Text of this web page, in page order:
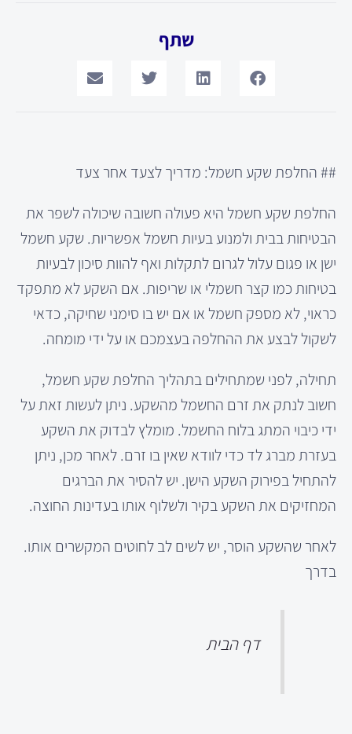
שתף
## החלפת שקע חשמל: מדריך לצעד אחר צעד
החלפת שקע חשמל היא פעולה חשובה שיכולה לשפר את
הבטיחות בבית ולמנוע בעיות חשמל אפשריות. שקע חשמל
ישן או פגום עלול לגרום לתקלות ואף להוות סיכון לבעיות
בטיחות כמו קצר חשמלי או שריפות. אם השקע לא מתפקד
כראוי, לא מספק חשמל או אם יש בו סימני שחיקה, כדאי
לשקול לבצע את ההחלפה בעצמכם או על ידי מומחה.
תחילה, לפני שמתחילים בתהליך החלפת שקע חשמל,
חשוב לנתק את זרם החשמל מהשקע. ניתן לעשות זאת על
ידי כיבוי המתג בלוח החשמל. מומלץ לבדוק את השקע
בעזרת מברג לד כדי לוודא שאין בו זרם. לאחר מכן, ניתן
להתחיל בפירוק השקע הישן. יש להסיר את הברגים
המחזיקים את השקע בקיר ולשלוף אותו בעדינות החוצה.
לאחר שהשקע הוסר, יש לשים לב לחוטים המקשרים אותו.
בדרך
דף הבית